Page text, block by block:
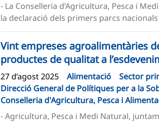
- La Conselleria d’Agricultura, Pesca i
la declaració dels primers parcs
Vint empreses agroalimentàries
productes de qualitat a
27 d’agost 2025 Alimentació
Sector
Direcció General de Polítiques per a la
Conselleria d'Agricultura, Pesca i
- Agricultura, Pesca i Medi Natural,